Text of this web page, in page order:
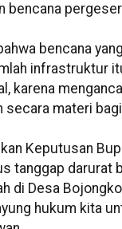
bencana
bencana
infrastruktur
karena
secara materi
Keputusan
tanggap darurat
di Desa
hukum kita